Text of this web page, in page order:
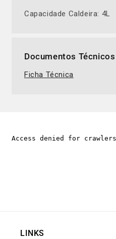
Capacidade Caldeira: 4L
Documentos Técnicos
Ficha Técnica
LINKS